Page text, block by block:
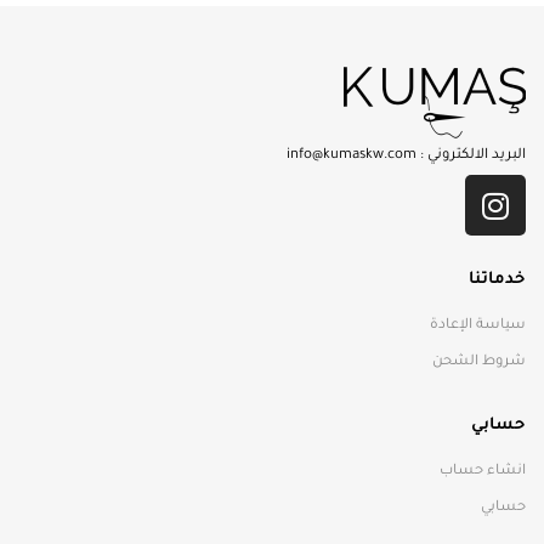
البريد الالكتروني : info@kumaskw.com
خدماتنا
سياسة الإعادة
شروط الشحن
حسابي
انشاء حساب
حسابي